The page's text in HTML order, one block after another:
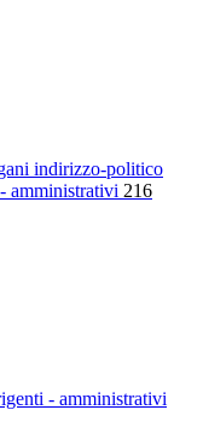
indirizzo-politico
amministrativi 216
- amministrativi